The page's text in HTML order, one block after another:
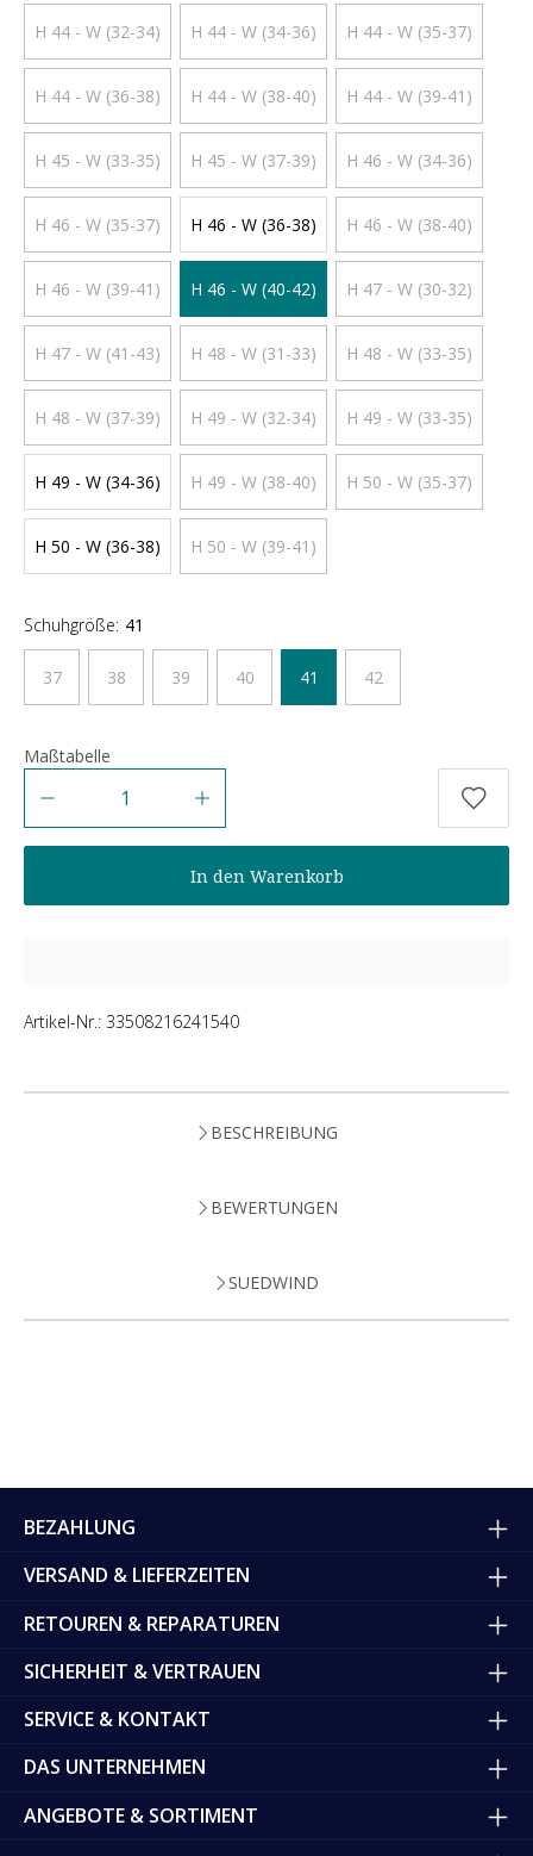
H 44 - W (32-34) H 44 - W (34-36) H 44 - W (35-37)
H 44 - W (36-38) H 44 - W (38-40) H 44 - W (39-41)
H 45 - W (33-35) H 45 - W (37-39) H 46 - W (34-36)
H 46 - W (35-37) H 46 - W (36-38) H 46 - W (38-40)
H 46 - W (39-41) H 46 - W (40-42) H 47 - W (30-32)
H 47 - W (41-43) H 48 - W (31-33) H 48 - W (33-35)
H 48 - W (37-39) H 49 - W (32-34) H 49 - W (33-35)
H 49 - W (34-36) H 49 - W (38-40) H 50 - W (35-37)
H 50 - W (36-38) H 50 - W (39-41)
Schuhgröße: 41
37 38 39 40 41 42
Maßtabelle
In den Warenkorb
Artikel-Nr.: 33508216241540
BESCHREIBUNG
BEWERTUNGEN
SUEDWIND
BEZAHLUNG
VERSAND & LIEFERZEITEN
RETOUREN & REPARATUREN
SICHERHEIT & VERTRAUEN
SERVICE & KONTAKT
DAS UNTERNEHMEN
ANGEBOTE & SORTIMENT